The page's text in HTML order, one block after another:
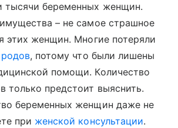
тысячи беременных женщин.
– не самое страшное
этих женщин. Многие потеряли
родов, потому что были лишены
помощи. Количество
только предстоит выяснить.
беременных женщин даже не
при женской консультации.